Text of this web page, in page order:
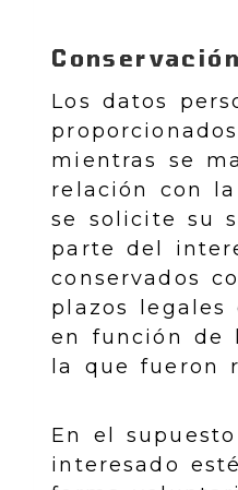
Los datos
mientras se
relación con
se solicite su
parte del
conservados
plazos legales
en función de
la que fueron
En el
interesado